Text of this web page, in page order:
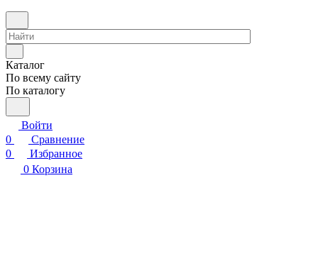
Каталог
По всему сайту
По каталогу
Войти
0
Сравнение
0
Избранное
0 Корзина